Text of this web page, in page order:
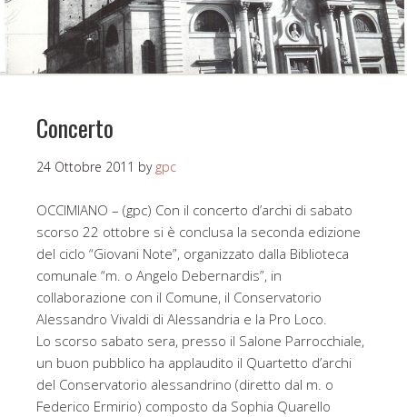
Concerto
24 Ottobre 2011 by gpc
OCCIMIANO – (gpc) Con il concerto d’archi di sabato
scorso 22 ottobre si è conclusa la seconda edizione
del ciclo “Giovani Note”, organizzato dalla Biblioteca
comunale “m. o Angelo Debernardis”, in
collaborazione con il Comune, il Conservatorio
Alessandro Vivaldi di Alessandria e la Pro Loco.
Lo scorso sabato sera, presso il Salone Parrocchiale,
un buon pubblico ha applaudito il Quartetto d’archi
del Conservatorio alessandrino (diretto dal m. o
Federico Ermirio) composto da Sophia Quarello